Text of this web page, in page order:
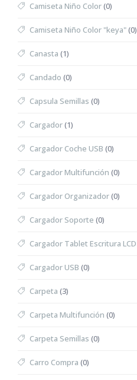
Camiseta Niño Color(0)
Camiseta Niño Color "keya"(0)
Canasta (1)
Candado (0)
Capsula Semillas (0)
Cargador(1)
Cargador Coche USB (0)
Cargador Multifunción (0)
Cargador Organizador(0)
Cargador Soporte (0)
Cargador Tablet Escritura LCD
Cargador USB (0)
Carpeta (3)
Carpeta Multifunción (0)
Carpeta Semillas (0)
Carro Compra (0)